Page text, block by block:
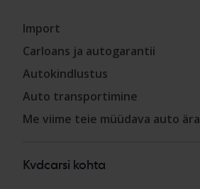
Import
Carloans ja autogarantii
Autokindlustus
Auto transportimine
Me viime teie müüdava auto ära
Kvdcarsi kohta